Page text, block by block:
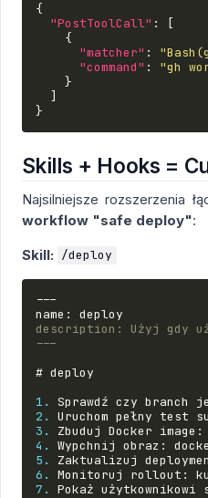
{
"PostToolCall" :
[
{
"matcher" :
"command" :
"gh
}
]
}
Skills + Hooks =
Najsilniejsze rozszerzenia
workflow "safe deploy":
Skill: /deploy
---
description: Użyj gdy
---
# deploy
1.
2.
3.
4.
5.
6.
7.